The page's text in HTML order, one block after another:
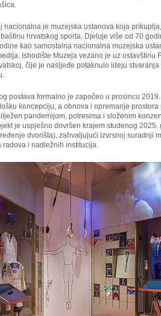
nacionalna je muzejska ustanova koja
hrvatskog sporta. Djeluje više od 70
kao samostalna nacionalna muzejska
Ishodište Muzeja vezano je uz ostavštinu
čije je nasljeđe potaknulo ideju
postava formalno je započeo u prosincu
koncepciju, a obnova i opremanje
pandemijom, potresima i složenim
je uspješno dovršen krajem studenog
dvorišta), zahvaljujući izvrsnoj suradnji
radova i nadležnih institucija.